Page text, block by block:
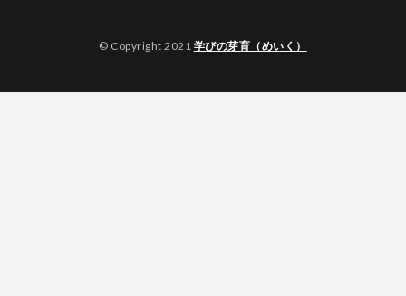
© Copyright 2021 学びの芽育（めいく）